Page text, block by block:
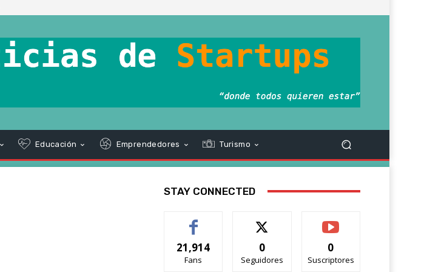
Educación Emprendedores Turismo
STAY CONNECTED
21,914
Fans
0
Seguidores
0
Suscriptores